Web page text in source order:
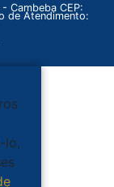
Cambeba CEP:
de Atendimento:
lo,